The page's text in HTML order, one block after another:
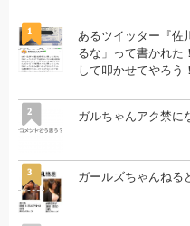
1
あるツイッター『佐
るな」って書かれ
して叩かせてやろ
2 ガルちゃんアク禁に
3 ガールズちゃんねる